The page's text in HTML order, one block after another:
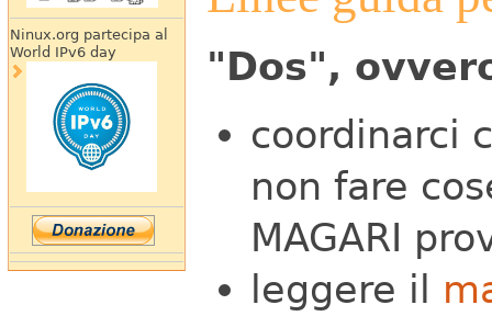
Ninux.org partecipa al
World IPv6 day
"Dos",
coordinarci
non fare
MAGARI
leggere il